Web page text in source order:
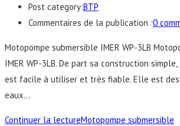
Post category:BTP
Commentaires de la publication :0
Motopompe submersible IMER WP-3LB
IMER WP-3LB​. De part sa construction simple,
est facile à utiliser et très fiable. Elle est
eaux…
Continuer la lectureMotopompe submersible